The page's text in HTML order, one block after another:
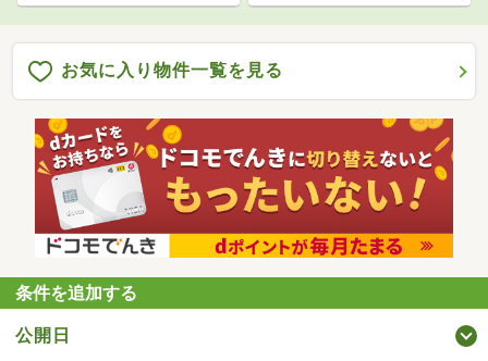
お気に入り物件一覧を見る
条件を追加する
公開日